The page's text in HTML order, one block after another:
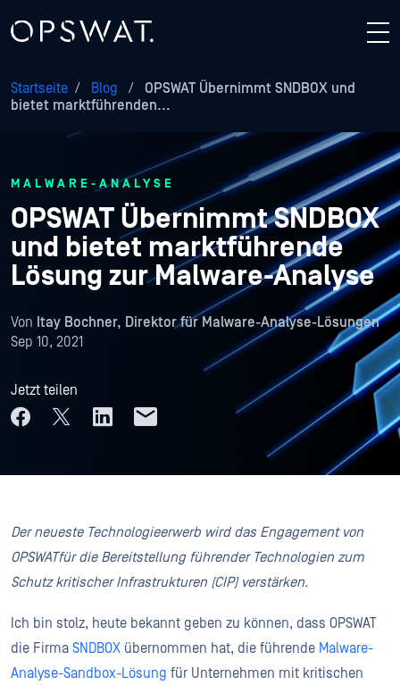
Startseite / Blog /
OPSWAT Übernimmt SNDBOX und
bietet marktführenden...
MALWARE-ANALYSE
OPSWAT Übernimmt SNDBOX
und bietet marktführende
Lösung zur Malware-Analyse
Von Itay Bochner, Direktor für Malware-Analyse-Lösungen
Sep 10, 2021
Jetzt teilen
Der neueste Technologieerwerb wird das Engagement von
OPSWATfür die Bereitstellung führender Technologien zum
Schutz kritischer Infrastrukturen (CIP) verstärken.
Ich bin stolz, heute bekannt geben zu können, dass OPSWAT
die Firma SNDBOX übernommen hat, die führende Malware-
Analyse-Sandbox-Lösung für Unternehmen mit kritischen